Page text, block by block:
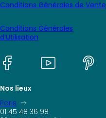
Conditions Générales de Vente
Conditions Générales
d’Utilisation
Nos lieux
Paris
01 45 48 36 98